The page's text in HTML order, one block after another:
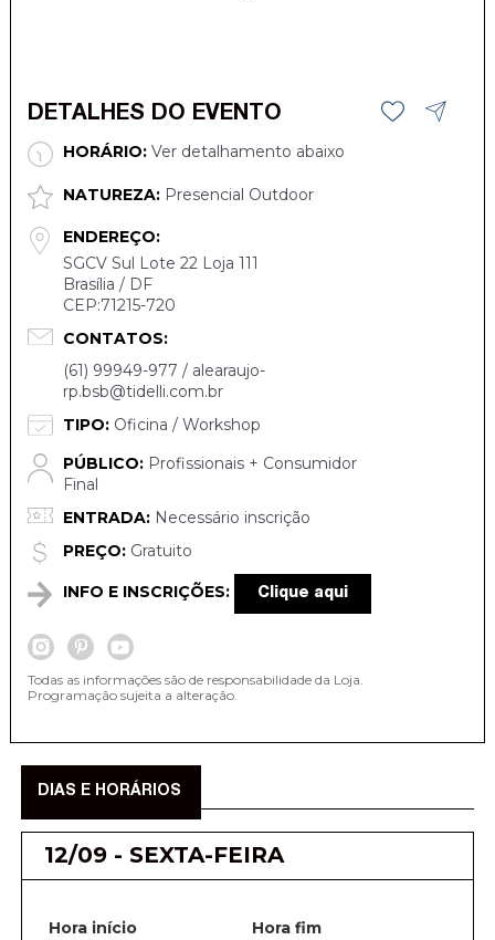
DETALHES DO EVENTO
HORÁRIO:Ver detalhamento abaixo
NATUREZA:Presencial Outdoor
ENDEREÇO:
SGCV Sul Lote 22 Loja 111
Brasília / DF
CEP:71215-720
CONTATOS:
(61) 99949-977 / alearaujo-
rp.bsb@tidelli.com.br
TIPO:Oficina / Workshop
PÚBLICO:Profissionais + Consumidor
Final
ENTRADA:Necessário inscrição
PREÇO:Gratuito
INFO E INSCRIÇÕES: Clique aqui
Todas as informações são de responsabilidade da Loja.
Programação sujeita a alteração.
DIAS E HORÁRIOS
12/09 - SEXTA-FEIRA
Hora início Hora fim